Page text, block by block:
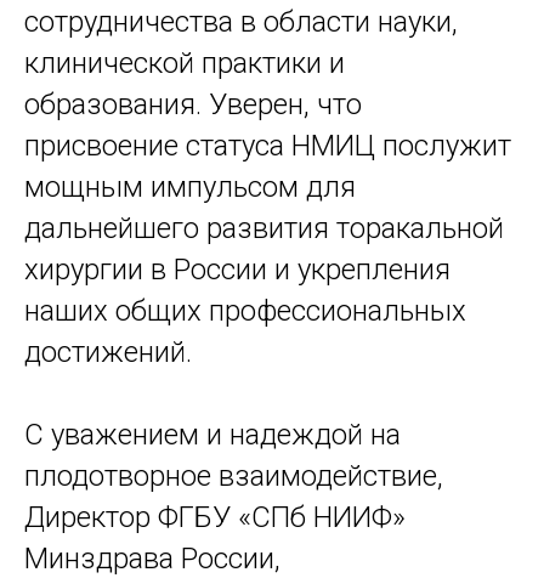
сотрудничества в области науки,
клинической практики и
образования. Уверен, что
присвоение статуса НМИЦ послужит
мощным импульсом для
дальнейшего развития торакальной
хирургии в России и укрепления
наших общих профессиональных
достижений.
С уважением и надеждой на
плодотворное взаимодействие,
Директор ФГБУ «СПб НИИФ»
Минздрава России,